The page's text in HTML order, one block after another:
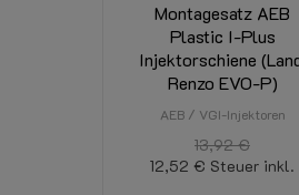
Montagesatz AEB
Plastic I-Plus
Injektorschiene
Renzo EVO-P)
AEB / VGI-Injektoren
13,92 €
12,52 € Steuer inkl.